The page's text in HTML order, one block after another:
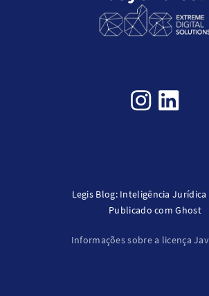
Legis Blog: Inteligência Jurídica
Publicado comGhost
Informações sobre a licença